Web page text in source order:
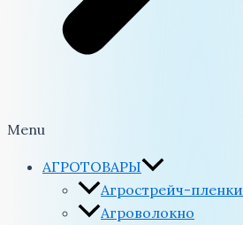
Menu
АГРОТОВАРЫ
Агрострейч-пленки
Агроволокно